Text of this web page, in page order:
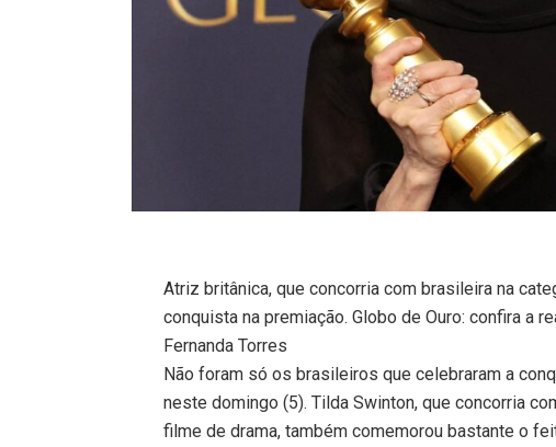
Atriz britânica, que concorria com brasileira na
conquista na premiação. Globo de Ouro: confira a
Fernanda Torres
Não foram só os brasileiros que celebraram a
neste domingo (5). Tilda Swinton, que concorria
filme de drama, também comemorou bastante o